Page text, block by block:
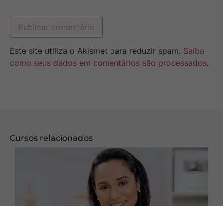
Este site utiliza o Akismet para reduzir spam. Saiba
como seus dados em comentários são processados.
Cursos relacionados